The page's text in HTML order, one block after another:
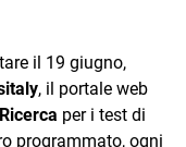
il 19 giugno,
, il portale web
per i test di
programmato, ogni